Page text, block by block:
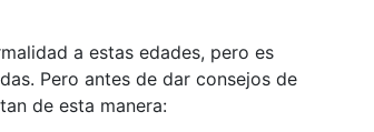
a estas edades, pero es
Pero antes de dar consejos de
de esta manera: